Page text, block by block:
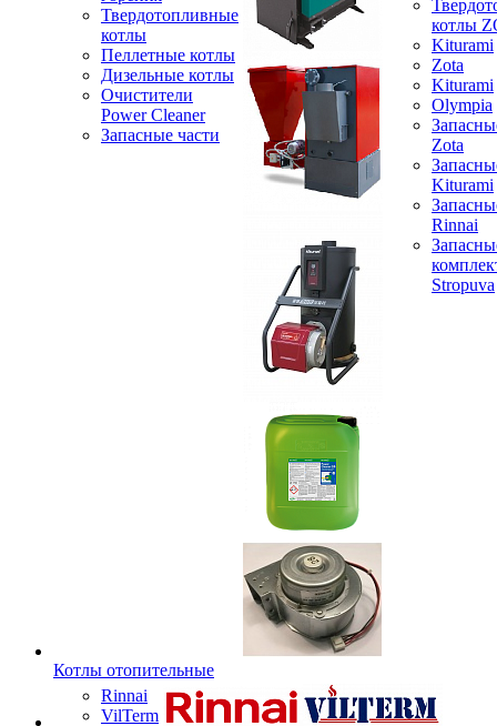
Твердотопливные
котлы
Пеллетные котлы
Дизельные котлы
Очистители
Power Cleaner
Запасные части
котлы
Kiturami
Zota
Kiturami
Olympia
Zota
Kiturami
Rinnai
Stropuva
Котлы отопительные
Rinnai
VilTerm